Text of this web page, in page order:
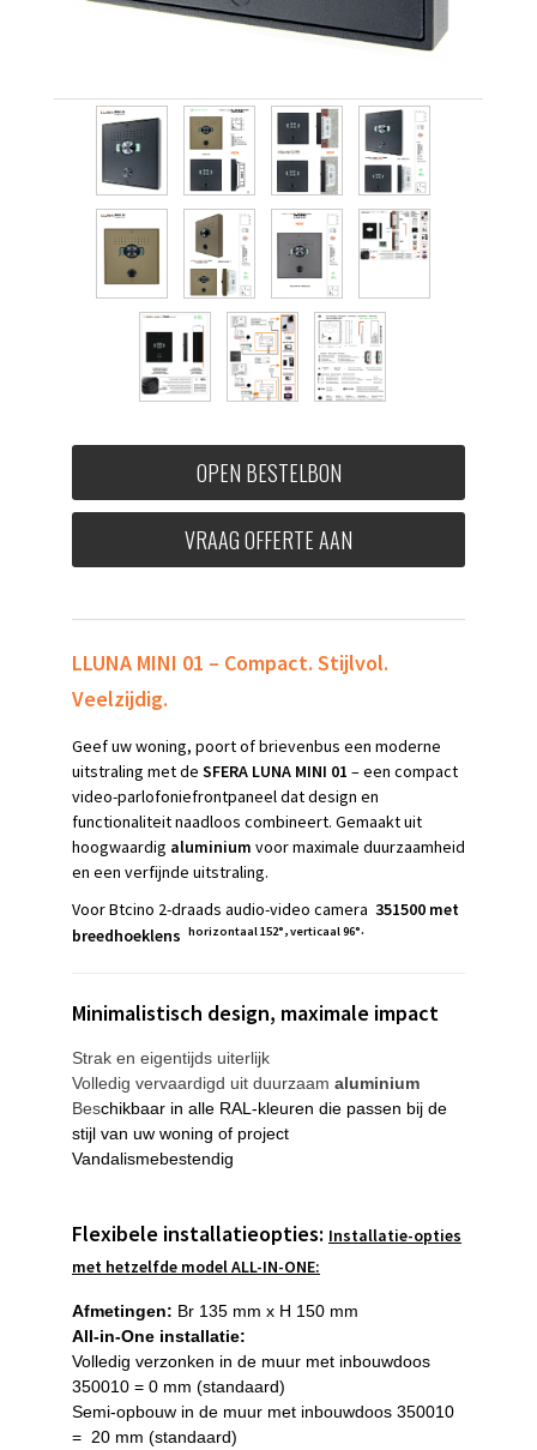
OPEN BESTELBON
VRAAG OFFERTE AAN
LLUNA MINI 01 – Compact. Stijlvol.
Veelzijdig.
Geef uw woning, poort of brievenbus een moderne
uitstraling met de SFERA LUNA MINI 01 – een compact
video-parlofoniefrontpaneel dat design en
functionaliteit naadloos combineert. Gemaakt uit
hoogwaardig aluminium voor maximale duurzaamheid
en een verfijnde uitstraling.
Voor Btcino 2-draads audio-video camera 351500 met
breedhoeklens horizontaal 152° verticaal 96°.
Minimalistisch design, maximale impact
Strak en eigentijds uiterlijk
Volledig vervaardigd uit duurzaam aluminium
Beschikbaar in alle RAL-kleuren die passen bij de
stijl van uw woning of project
Vandalismebestendig
Flexibele installatieopties: Installatie-opties
met hetzelfde model ALL-IN-ONE:
Afmetingen: Br 135 mm x H 150 mm
All-in-One installatie:
Volledig verzonken in de muur met inbouwdoos
350010 = 0 mm (standaard)
Semi-opbouw in de muur met inbouwdoos 350010
= 20 mm (standaard)